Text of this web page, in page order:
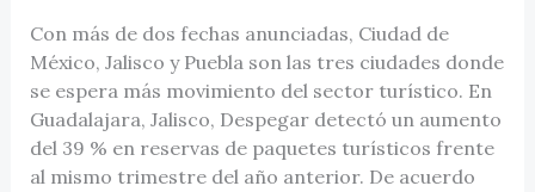
Con más de dos fechas anunciadas, Ciudad de
México, Jalisco y Puebla son las tres ciudades donde
se espera más movimiento del sector turístico. En
Guadalajara, Jalisco, Despegar detectó un aumento
del 39 % en reservas de paquetes turísticos frente
al mismo trimestre del año anterior. De acuerdo